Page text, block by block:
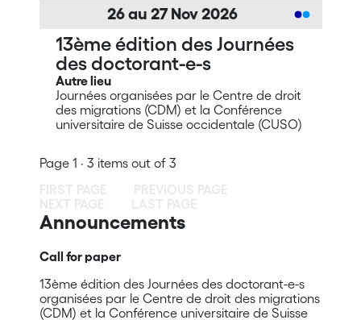
26au 27 Nov2026
13ème édition des Journées
des doctorant-e-s
Autre lieu
Journées organisées par le Centre de droit
des migrations (CDM) et la Conférence
universitaire de Suisse occidentale (CUSO)
Page 1 · 3 items out of 3
Announcements
Call for paper
13ème édition des Journées des doctorant-e-s
organisées par le Centre de droit des migrations
(CDM) et la Conférence universitaire de Suisse